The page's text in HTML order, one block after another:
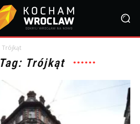
Trójkąt
Tag: Trójkąt